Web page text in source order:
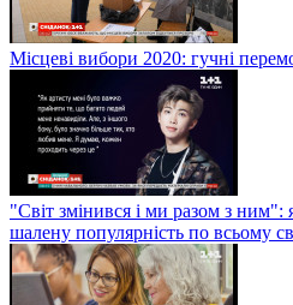
Місцеві вибори 2020: гучні
"Світ змінився і ми разом з
шалену популярність по всьому